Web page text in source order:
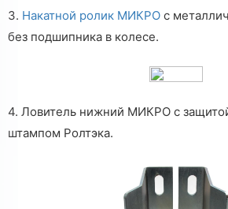
3. Накатной ролик МИКРО с
без подшипника в колесе.
4. Ловитель нижний МИКРО с
штампом Ролтэка.